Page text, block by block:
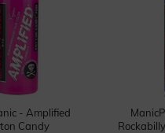
- Amplified
Candy